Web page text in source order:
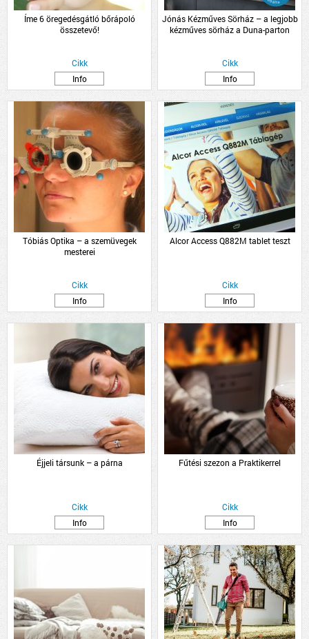
Íme 6 öregedésgátló bőrápoló
összetevő!
Cikk
Info
Jónás Kézműves Sörház – a legjobb
kézműves sörház a Duna-parton
Cikk
Info
Tóbiás Optika – a szemüvegek
mesterei
Cikk
Info
Alcor Access Q882M tablet teszt
Cikk
Info
Éjjeli társunk – a párna
Cikk
Info
Fűtési szezon a Praktikerrel
Cikk
Info